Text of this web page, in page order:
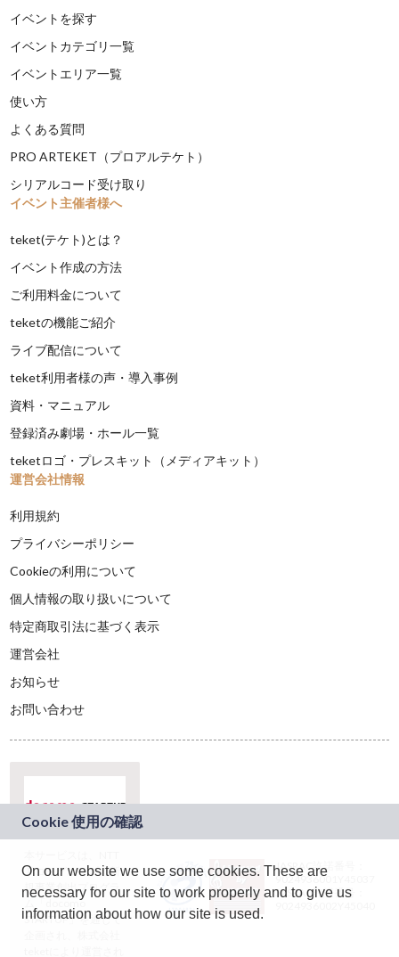
イベントを探す
イベントカテゴリ一覧
イベントエリア一覧
使い方
よくある質問
PRO ARTEKET（プロアルテケト）
シリアルコード受け取り
イベント主催者様へ
teket(テケト)とは？
イベント作成の方法
ご利用料金について
teketの機能ご紹介
ライブ配信について
teket利用者様の声・導入事例
資料・マニュアル
登録済み劇場・ホール一覧
teketロゴ・プレスキット（メディアキット）
運営会社情報
利用規約
プライバシーポリシー
Cookieの利用について
個人情報の取り扱いについて
特定商取引法に基づく表示
運営会社
お知らせ
お問い合わせ
ドコモグループの新
規事業創出プログラ
ム「docomo
STARTUP」を通じて
JASRAC許諾番号：
9024936001Y45037
JASRAC許諾番号：
On our website we use some cookies. These are
necessary for our site to work properly and to give us
information about how our site is used.